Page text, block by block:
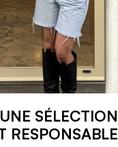
SÉLECTION
RESPONSABLE